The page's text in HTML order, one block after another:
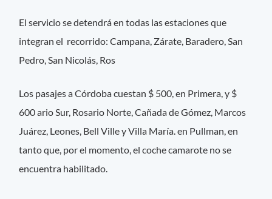
El servicio se detendrá en todas las estaciones que
integran el recorrido: Campana, Zárate, Baradero, San
Pedro, San Nicolás, Ros
Los pasajes a Córdoba cuestan $ 500, en Primera, y $
600 ario Sur, Rosario Norte, Cañada de Gómez, Marcos
Juárez, Leones, Bell Ville y Villa María. en Pullman, en
tanto que, por el momento, el coche camarote no se
encuentra habilitado.